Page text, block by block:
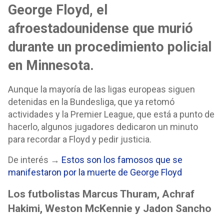
George Floyd, el
afroestadounidense que murió
durante un procedimiento policial
en Minnesota.
Aunque la mayoría de las ligas europeas siguen
detenidas en la Bundesliga, que ya retomó
actividades y la Premier League, que está a punto de
hacerlo, algunos jugadores dedicaron un minuto
para recordar a Floyd y pedir justicia.
De interés → Estos son los famosos que se
manifestaron por la muerte de George Floyd
Los futbolistas Marcus Thuram, Achraf
Hakimi, Weston McKennie y Jadon Sancho